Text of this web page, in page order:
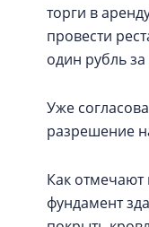
торги в
провести
один рубль
Уже
разрешение
Как отмечают
фундамент